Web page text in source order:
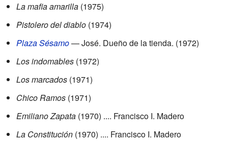
La mafia amarilla (1975)
Pistolero del diablo (1974)
Plaza Sésamo— José. Dueño de la tienda. (1972)
Los indomables (1972)
Los marcados (1971)
Chico Ramos (1971)
Emiliano Zapata (1970) .... Francisco I. Madero
La Constitución (1970) .... Francisco I. Madero